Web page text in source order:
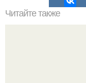
Читайте также